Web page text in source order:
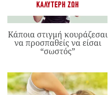
ΚΑΛΎΤΕΡΗ ΖΩΉ
Κάποια στιγμή κουράζεσαι
να προσπαθείς να είσαι
“σωστός”